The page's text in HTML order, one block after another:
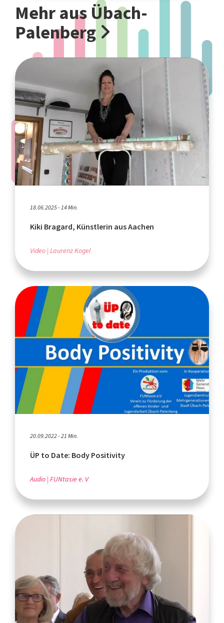
Mehr aus Übach-
Palenberg
18.06.2025 - 14 Min.
Kiki Bragard, Künstlerin aus Aachen
Video Laurenz Kogel
20.09.2022 - 21 Min.
ÜP to Date: Body Positivity
Audio FUNtasie e. V